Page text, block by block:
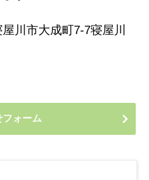
川市大成町7-7寝屋川
フォーム